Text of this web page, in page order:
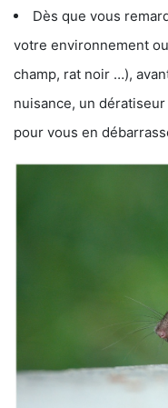
Dès que vous
votre environnement
champ, rat noir …),
nuisance, un
pour vous en